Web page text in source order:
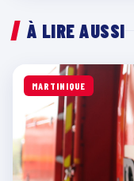
À LIRE AUSSI
MARTINIQUE